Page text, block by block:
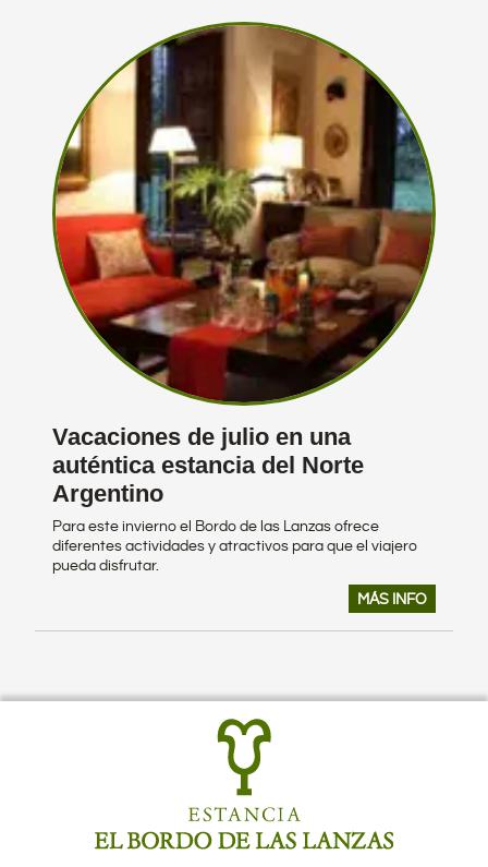
Vacaciones de julio en una
auténtica estancia del Norte
Argentino
Para este invierno el Bordo de las Lanzas ofrece
diferentes actividades y atractivos para que el viajero
pueda disfrutar.
MÁS INFO